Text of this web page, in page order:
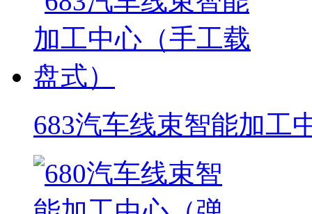
683汽车线束智能加工